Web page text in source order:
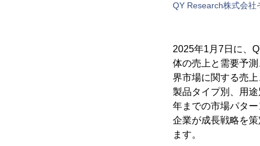
QY Research株式会社
2025年1月7日に、
体の売上と需要予
界市場に関する売
製品タイプ別、用
年までの市場パタ
企業が成長戦略を
ます。